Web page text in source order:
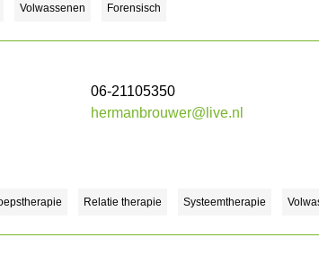
Volwassenen Forensisch
06-21105350
hermanbrouwer@live.nl
Relatie therapie Systeemtherapie